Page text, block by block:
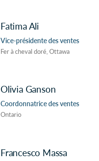
Fatima Ali
Vice-présidente des ventes
Fer à cheval doré, Ottawa
Olivia Ganson
Coordonnatrice des ventes
Ontario
Francesco Massa